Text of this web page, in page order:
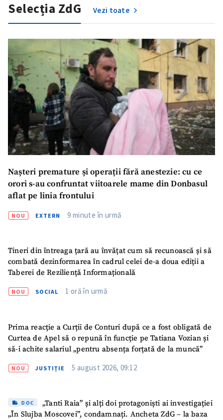
Selecția ZdG Vezi toate
Nașteri premature și operații fără anestezie: cu ce
orori s-au confruntat viitoarele mame din Donbasul
aflat pe linia frontului
NOU EXTERN 9 minute în urmă
Tineri din întreaga țară au învățat cum să recunoască și să
combată dezinformarea în cadrul celei de-a doua ediții a
Taberei de Reziliență Informațională
NOU SOCIAL 1 oră în urmă
Prima reacție a Curții de Conturi după ce a fost obligată de
Curtea de Apel să o repună în funcție pe Tatiana Vozian și
să-i achite salariul „pentru absența forțată de la muncă”
NOU JUSTIȚIE 5 august 2026, 09:12
DOC
„Tanti Raia” și alți doi protagoniști ai investigației
„În Slujba Moscovei”, condamnați. Ancheta ZdG – la baza
ȘTIREA MEA
Titlu știre+ Adaugă titlu
Fotografie
+ Încarcă imagine
Link media
+ Link media
CONTACT SURSĂ
Email + Emailul meu
confidențialitate .